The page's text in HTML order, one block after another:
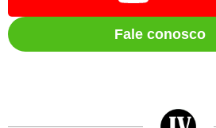
Fale conosco